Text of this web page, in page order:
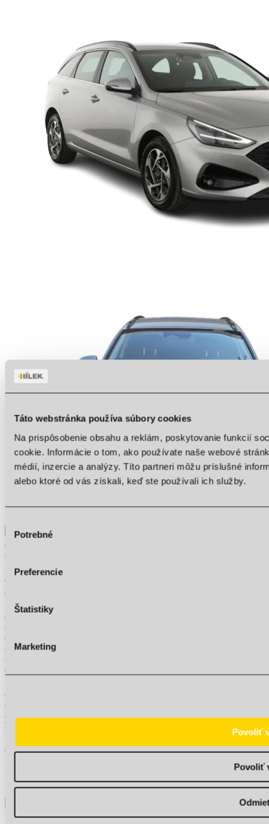
Nové vozidlo
Hyundai i30 Kombi FAMILY 1,0 T-GDI 6MT,
MY26
Prevodovka
Manuál (6 st.)
Palivo
Benzín
Výkon
85 kW
Detail vozidla
%
21 502 €